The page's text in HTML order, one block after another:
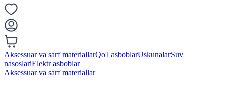
Aksessuar va sarf materiallarQo'l asboblarUskunalarSuv
nasoslariElektr asboblar
Aksessuar va sarf materiallar